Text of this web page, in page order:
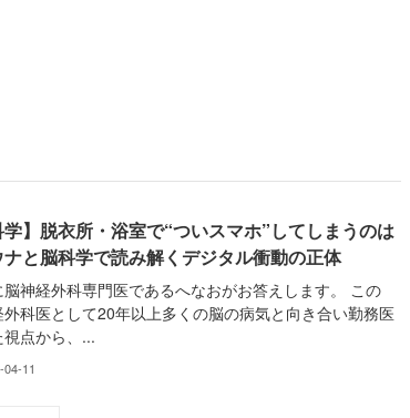
学】脱衣所・浴室で“ついスマホ”してしまうのは
と脳科学で読み解くデジタル衝動の正体
神経外科専門医であるへなおがお答えします。 この
科医として20年以上多くの脳の病気と向き合い勤務医
点から、...
04-11